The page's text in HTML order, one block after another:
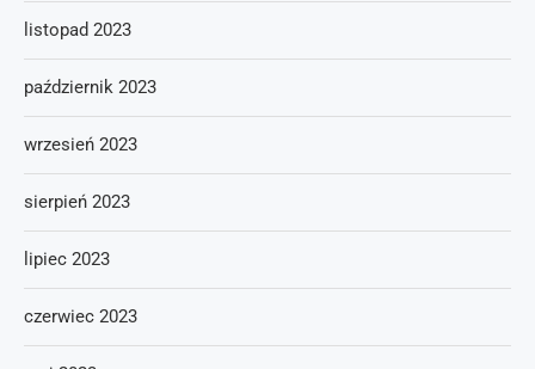
listopad 2023
październik 2023
wrzesień 2023
sierpień 2023
lipiec 2023
czerwiec 2023